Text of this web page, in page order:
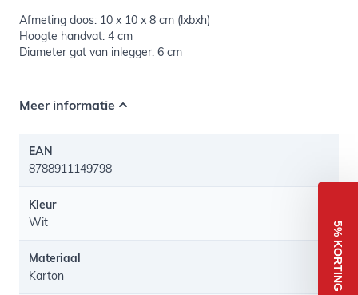
Afmeting doos: 10 x 10 x 8 cm (lxbxh)
Hoogte handvat: 4 cm
Diameter gat van inlegger: 6 cm
Meer informatie
EAN
8788911149798
Kleur
Wit
Materiaal
Karton
5% KORTING